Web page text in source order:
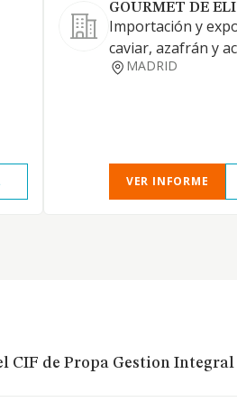
GOURMET DE
Importación y
caviar, azafrán y
MADRID
VER INFORME
CIF de Propa Gestion Integral